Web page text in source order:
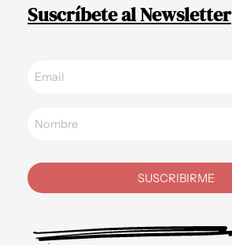
Suscríbete al Newsletter
SUSCRIBIRME